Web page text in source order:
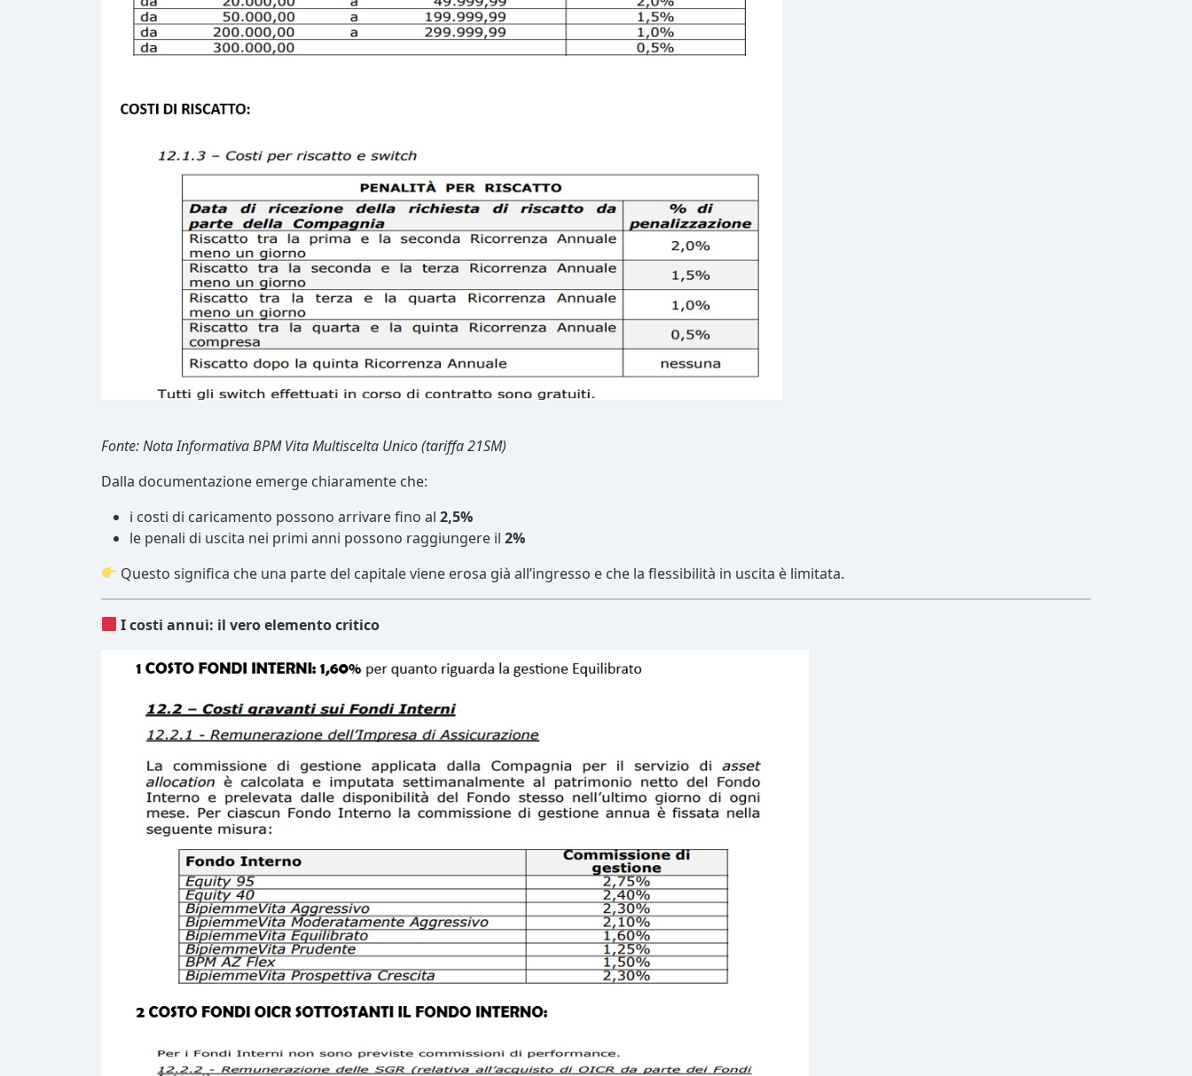
Fonte: Nota Informativa BPM Vita Multiscelta Unico (tariffa 21SM)
Dalla documentazione emerge chiaramente che:
i costi di caricamento possono arrivare fino al 2,5%
le penali di uscita nei primi anni possono raggiungere il 2%
Questo significa che una parte del capitale viene erosa già all’ingresso e che la flessibilità in uscita è limitata.
I costi annui: il vero elemento critico